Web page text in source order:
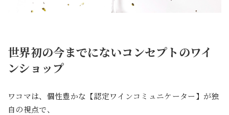
世界初の今までにないコンセプトのワイ
ンショップ
ワコマは、個性豊かな【認定ワインコミュニケーター】が独
自の視点で、